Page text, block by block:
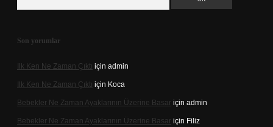
Son yorumlar
Ilk Ken Ne Zaman Çıktı için admin
Ilk Ken Ne Zaman Çıktı için Koca
Bebekler Ne Zaman Ayaklarının Üzerine Basar için admin
Bebekler Ne Zaman Ayaklarının Üzerine Basar için Filiz